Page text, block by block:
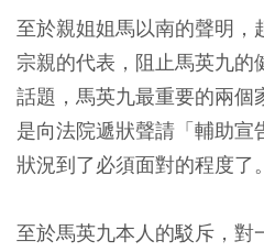
至於親姐姐馬以南的聲明，
宗親的代表，阻止馬英九
話題，馬英九最重要的兩個
是向法院遞狀聲請「輔助宣
狀況到了必須面對的程度了。
至於馬英九本人的駁斥，對